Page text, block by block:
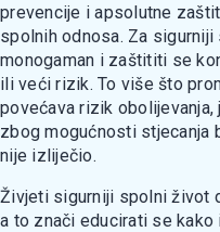
prevencije i apsolutne
spolnih odnosa. Za
monogaman i zaštititi se
ili veći rizik. To više što
povećava rizik
zbog mogućnosti stjecanja
nije izliječio.
Živjeti sigurniji spolni život
a to znači educirati se